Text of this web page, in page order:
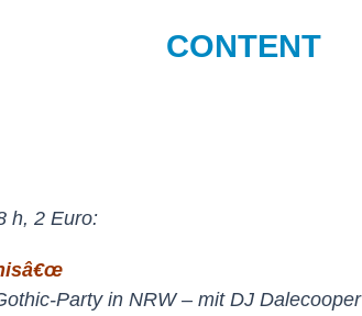
CONTENT
h, 2 Euro:
Party in NRW – mit DJ Dalecooper